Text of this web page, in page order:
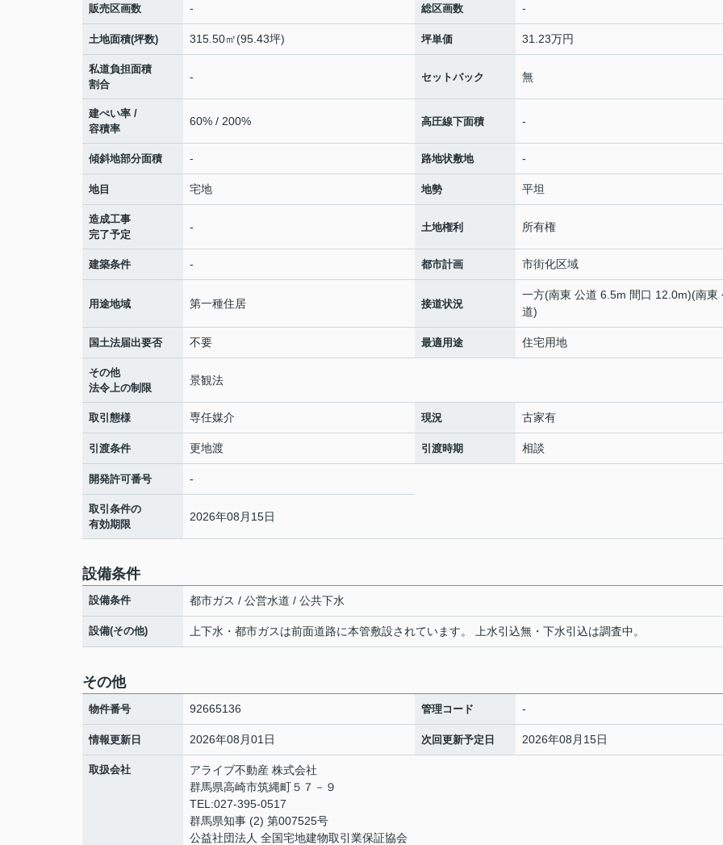
販売区画数 - 総区画数 -
土地面積(坪数) 315.50㎡(95.43坪) 坪単価 31.23万円
私道負担面積
割合
- セットバック 無
建ぺい率 /
容積率
60% / 200% 高圧線下面積 -
傾斜地部分面積 - 路地状敷地 -
地目 宅地 地勢 平坦
造成工事
完了予定
- 土地権利 所有権
建築条件 - 都市計画 市街化区域
用途地域 第一種住居 接道状況
一方(南東 公道 6.5m 間口 12.0m)(南東
道)
国土法届出要否 不要 最適用途 住宅用地
その他
法令上の制限
景観法
取引態様 専任媒介 現況 古家有
引渡条件 更地渡 引渡時期 相談
開発許可番号 -
取引条件の
有効期限
2026年08月15日
設備条件
設備条件 都市ガス / 公営水道 / 公共下水
設備(その他) 上下水・都市ガスは前面道路に本管敷設されています。 上水引込無・下水引込は調査中。
その他
物件番号 92665136 管理コード -
情報更新日 2026年08月01日 次回更新予定日 2026年08月15日
取扱会社
アライブ不動産 株式会社
群馬県高崎市筑縄町５７－９
TEL:027-395-0517
群馬県知事 (2) 第007525号
公益社団法人 全国宅地建物取引業保証協会